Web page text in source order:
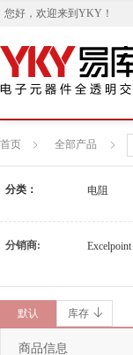
您好，欢迎来到 YKY ！
首页 全部产品
分类： 电阻
分销商: Excelpoint
默认 库存
商品信息